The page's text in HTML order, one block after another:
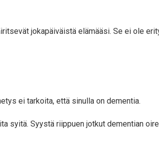
jokapäiväistä elämääsi. Se ei ole
ei tarkoita, että sinulla on dementia.
syitä. Syystä riippuen jotkut dementian